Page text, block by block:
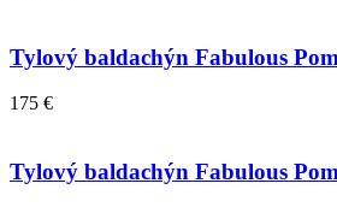
Tylový baldachýn Fabulous
175 €
Tylový baldachýn Fabulous